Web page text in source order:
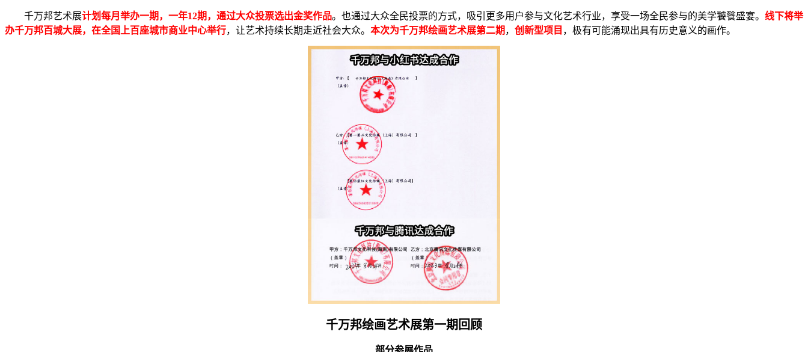
千万邦艺术展计划每月举办一期，一年12期，通过大众投票选出金奖作品。也通过大众全民投票的方式，吸引更多用户参与文化艺术行业，享受一场全民参与的美学饕餮盛宴。 线下将举
办千万邦百城大展，在全国上百座城市商业中心举行，让艺术持续长期走近社会大众。 本次为千万邦绘画艺术展第二期 ， 创新型项目 ，极有可能涌现出具有历史意义的画作。
千万邦绘画艺术展第一期回顾
部分参展作品